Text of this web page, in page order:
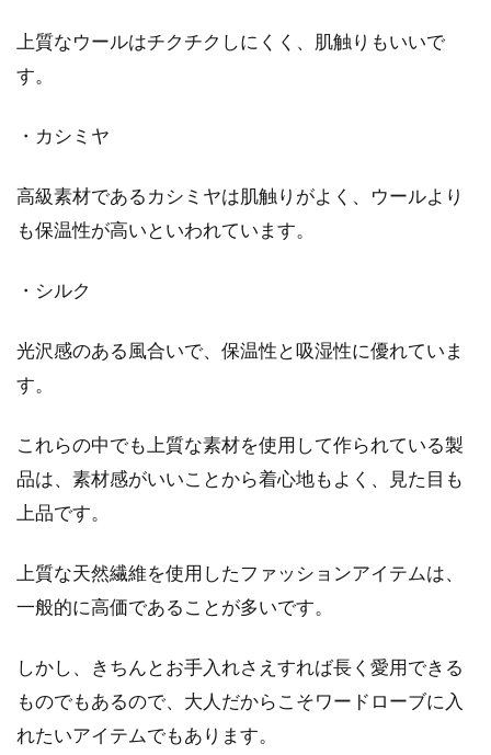
上質なウールはチクチクしにくく、肌触りもいいで
す。
・カシミヤ
高級素材であるカシミヤは肌触りがよく、ウールより
も保温性が高いといわれています。
・シルク
光沢感のある風合いで、保温性と吸湿性に優れていま
す。
これらの中でも上質な素材を使用して作られている製
品は、素材感がいいことから着心地もよく、見た目も
上品です。
上質な天然繊維を使用したファッションアイテムは、
一般的に高価であることが多いです。
しかし、きちんとお手入れさえすれば長く愛用できる
ものでもあるので、大人だからこそワードローブに入
れたいアイテムでもあります。